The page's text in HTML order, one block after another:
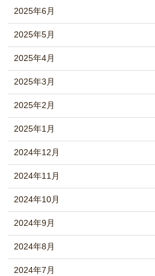
2025年6月
2025年5月
2025年4月
2025年3月
2025年2月
2025年1月
2024年12月
2024年11月
2024年10月
2024年9月
2024年8月
2024年7月